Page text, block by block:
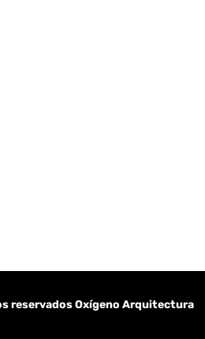
reservados Oxígeno Arquitectura